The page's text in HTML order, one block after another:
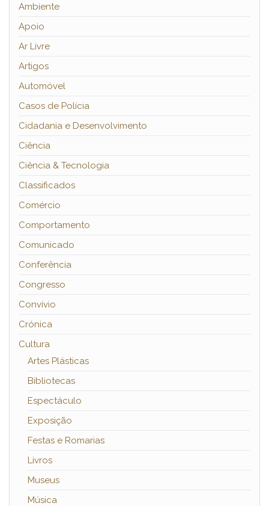
Ambiente
Apoio
Ar Livre
Artigos
Automóvel
Casos de Polícia
Cidadania e Desenvolvimento
Ciência
Ciência & Tecnologia
Classificados
Comércio
Comportamento
Comunicado
Conferência
Congresso
Convívio
Crónica
Cultura
Artes Plásticas
Bibliotecas
Espectáculo
Exposição
Festas e Romarias
Livros
Museus
Música